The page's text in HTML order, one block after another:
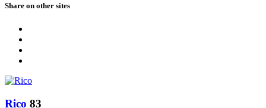
Share on other sites
Rico 83